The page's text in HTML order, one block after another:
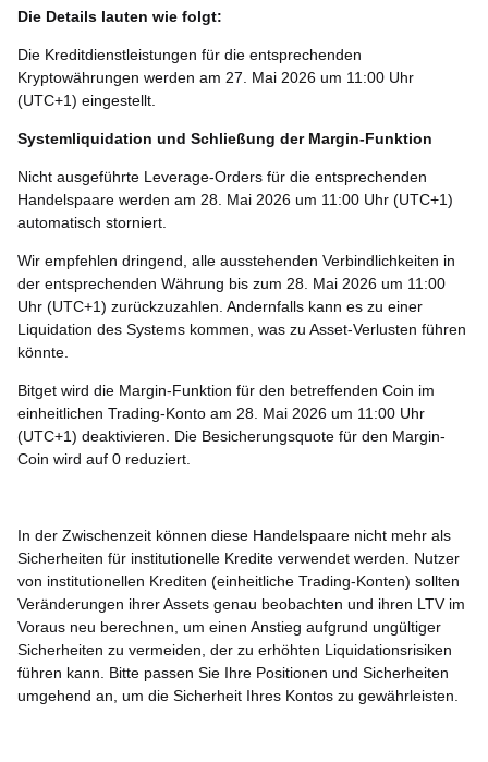
Die Details lauten wie folgt:
Die Kreditdienstleistungen für die entsprechenden
Kryptowährungen werden am 27 . Mai 2026 um 11:00 Uhr
(UTC+1) eingestellt.
Systemliquidation und Schließung der Margin-Funktion
Nicht ausgeführte Leverage-Orders für die entsprechenden
Handelspaare werden am 28. Mai 2026 um 11:00 Uhr (UTC+1)
automatisch storniert.
Wir empfehlen dringend, alle ausstehenden Verbindlichkeiten in
der entsprechenden Währung bis zum 28. Mai 2026 um 11:00
Uhr (UTC+1) zurückzuzahlen. Andernfalls kann es zu einer
Liquidation des Systems kommen, was zu Asset-Verlusten führen
könnte.
Bitget wird die Margin-Funktion für den betreffenden Coin im
einheitlichen Trading-Konto am 28. Mai 2026 um 11:00 Uhr
(UTC+1) deaktivieren. Die Besicherungsquote für den Margin-
Coin wird auf 0 reduziert.
In der Zwischenzeit können diese Handelspaare nicht mehr als
Sicherheiten für institutionelle Kredite verwendet werden. Nutzer
von institutionellen Krediten (einheitliche Trading-Konten) sollten
Veränderungen ihrer Assets genau beobachten und ihren LTV im
Voraus neu berechnen, um einen Anstieg aufgrund ungültiger
Sicherheiten zu vermeiden, der zu erhöhten Liquidationsrisiken
führen kann. Bitte passen Sie Ihre Positionen und Sicherheiten
umgehend an, um die Sicherheit Ihres Kontos zu gewährleisten.